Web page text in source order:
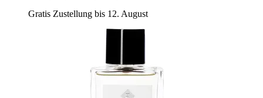
Gratis Zustellung bis 12. August